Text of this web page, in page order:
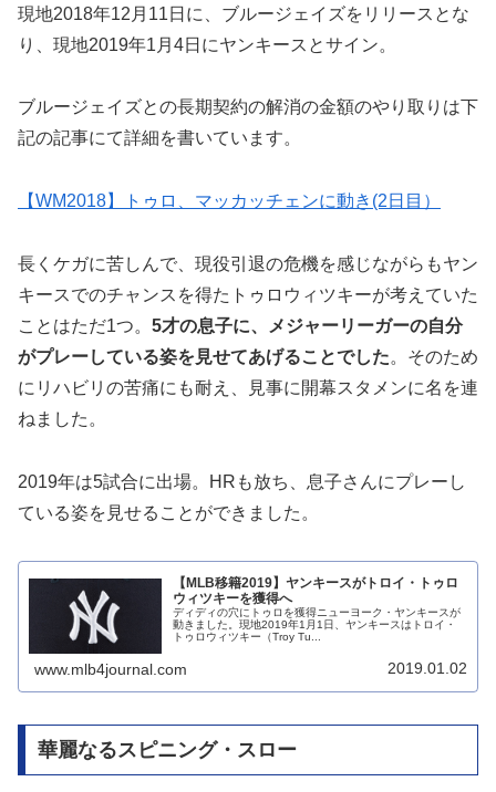
現地2018年12月11日に、ブルージェイズをリリースとな
り、現地2019年1月4日にヤンキースとサイン。
ブルージェイズとの長期契約の解消の金額のやり取りは下
記の記事にて詳細を書いています。
【WM2018】トゥロ、マッカッチェンに動き(2日目）
長くケガに苦しんで、現役引退の危機を感じながらもヤン
キースでのチャンスを得たトゥロウィツキーが考えていた
ことはただ1つ。 5才の息子に、メジャーリーガーの自分
がプレーしている姿を見せてあげることでした。そのため
にリハビリの苦痛にも耐え、見事に開幕スタメンに名を連
ねました。
2019年は5試合に出場。HRも放ち、息子さんにプレーし
ている姿を見せることができました。
【MLB移籍2019】ヤンキースがトロイ・トゥロ
ウィツキーを獲得へ
ディディの穴にトゥロを獲得ニューヨーク・ヤンキースが
動きました。現地2019年1月1日、ヤンキースはトロイ・
トゥロウィツキー（Troy Tu...
www.mlb4journal.com 2019.01.02
華麗なるスピニング・スロー